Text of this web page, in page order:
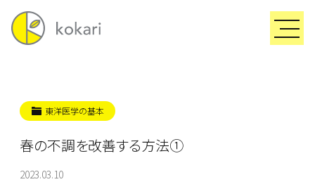
東洋医学の基本
春の不調を改善する方法①
2023.03.10